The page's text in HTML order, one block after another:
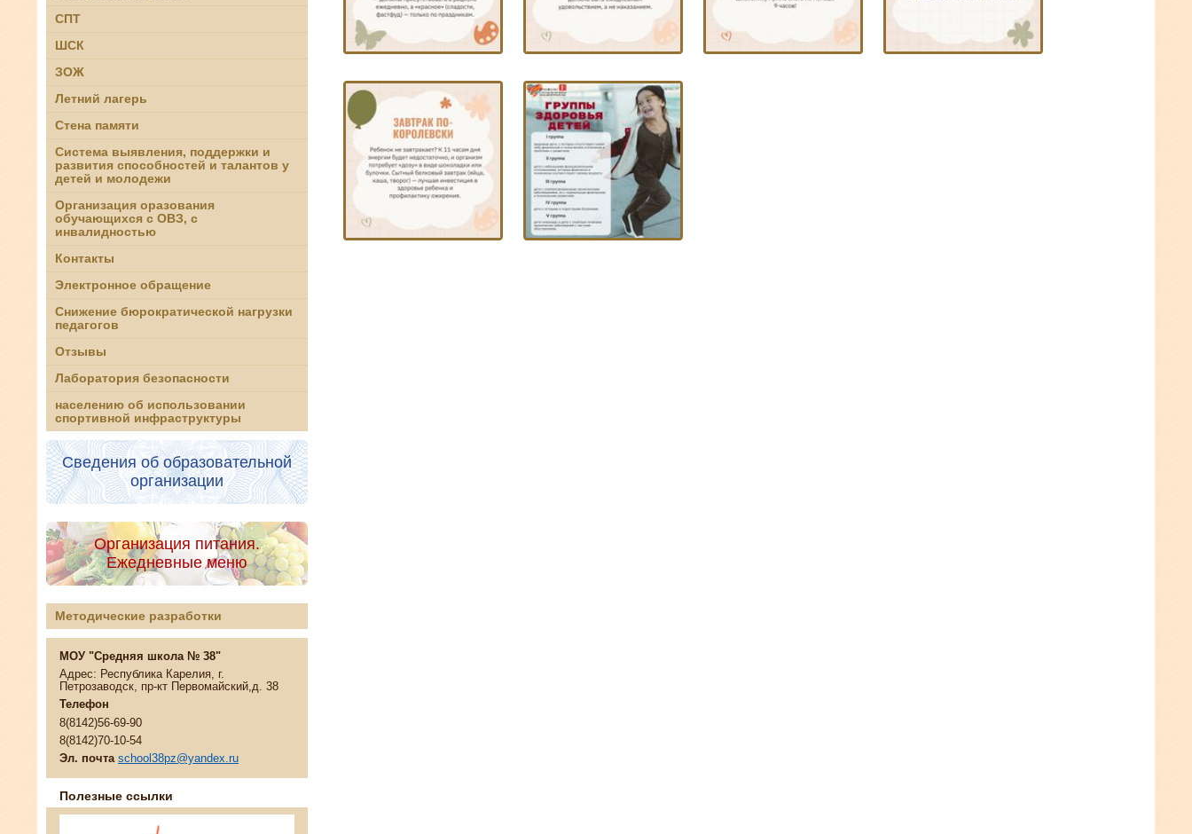
СПТ
ШСК
ЗОЖ
Летний лагерь
Стена памяти
Система выявления, поддержки и
развития способностей и талантов у
детей и молодежи
Организация оразования
обучающихся с ОВЗ, с
инвалидностью
Контакты
Электронное обращение
Снижение бюрократической нагрузки
педагогов
Отзывы
Лаборатория безопасности
населению об использовании
спортивной инфраструктуры
Сведения об образовательной
организации
Организация питания.
Ежедневные меню
Методические разработки
МОУ "Средняя школа № 38"
Адрес: Республика Карелия, г.
Петрозаводск, пр-кт Первомайский,д. 38
Телефон
8(8142)56-69-90
8(8142)70-10-54
Эл. почта school38pz@yandex.ru
Полезные ссылки